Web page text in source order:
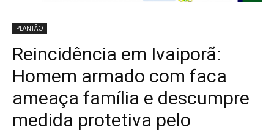
PLANTÃO
Reincidência em Ivaiporã:
Homem armado com faca
ameaça família e descumpre
medida protetiva pelo